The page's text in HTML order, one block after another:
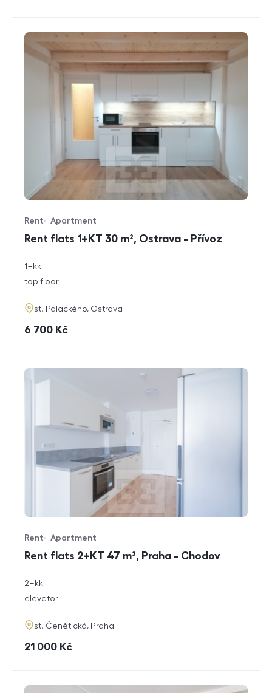
Rent flats 1+KT 30 m², Ostrava - Přívoz
Offer type
Rent
Property type
Apartment
rozměry
disposition
1+kk
funkce
top floor
adresa
st. Palackého, Ostrava
cena
6 700 Kč
Rent flats 2+KT 47 m², Praha - Chodov
Offer type
Rent
Property type
Apartment
rozměry
2+kk
funkce
elevator
adresa
st. Čenětická, Praha
cena
21 000 Kč